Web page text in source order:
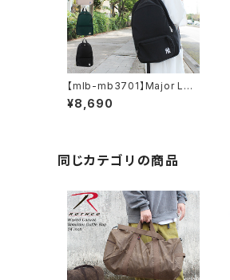
【mlb-mb3701】Major Lea
gue Baseball メジャーリー
グ ベースボール リュック バッ
¥8,690
同じカテゴリの商品